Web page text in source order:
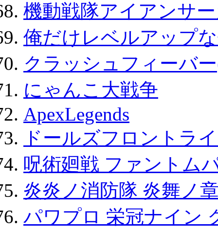
機動戦隊アイアンサ
俺だけレベルアップ
クラッシュフィーバ
にゃんこ大戦争
ApexLegends
ドールズフロントラ
呪術廻戦 ファントム
炎炎ノ消防隊 炎舞ノ
パワプロ 栄冠ナイン